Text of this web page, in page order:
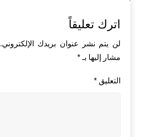
اترك تعليقاً
لن يتم نشر عنوان بريدك الإلكتروني.
مشار إليها بـ*
التعليق*